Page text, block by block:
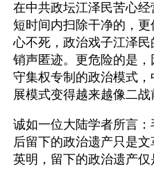
在中共政坛江泽民苦心
短时间内扫除干净的，
心不死，政治戏子江泽民
销声匿迹。更危险的是
守集权专制的政治模式
展模式变得越来越像二战
诚如一位大陆学者所言
后留下的政治遗产只是
英明，留下的政治遗产